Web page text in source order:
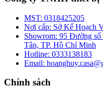
MST: 0318425205
Nơi cấp: Sở Kế Hoạch
Showrom: 95 Đường
Tân, TP. Hồ Chí Minh
Hotline: 0333138183
Email:
Chính sách